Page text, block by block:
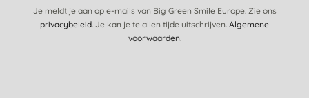
Je meldt je aan op e-mails van Big Green Smile Europe. Zie ons
privacybeleid. Je kan je te allen tijde uitschrijven. Algemene
voorwaarden.